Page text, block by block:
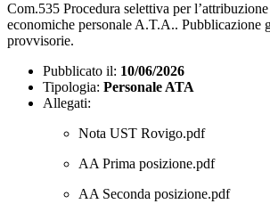
Com.535 Procedura selettiva per
economiche personale A.T.A.. Pubblicazione
provvisorie.
Pubblicato il: 10/06/2026
Tipologia: Personale ATA
Allegati:
Nota UST Rovigo.pdf
AA Prima posizione.pdf
AA Seconda posizione.pdf